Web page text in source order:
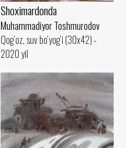
Shoximardonda
Muhammadiyor Toshmurodov
Qog‘oz, suv bo‘yog‘i (30x42) -
2020 yil